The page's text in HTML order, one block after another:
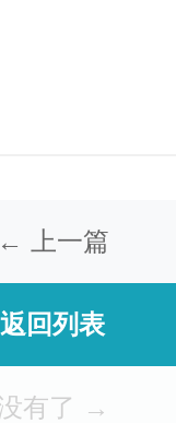
← 上一篇
返回列表
有了 →